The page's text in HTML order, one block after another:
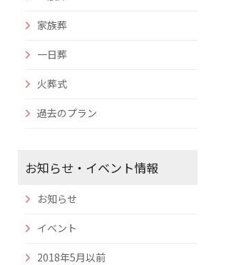
家族葬
一日葬
火葬式
過去のプラン
お知らせ・イベント情報
お知らせ
イベント
2018年5月以前